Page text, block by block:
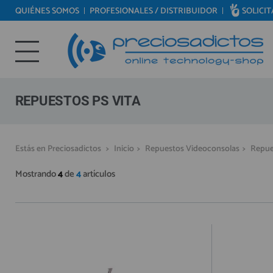
REPUESTOS MÓVILES
REPUESTOS TABLET
REPUESTOS VIDEOCONSOLAS
REPUESTOS OTROS DISPOSITIVOS
Bienvenid@ otra vez
YA SOY CLIENTE
Recordarme ¿Olvidó su contraseña?Recordar aquí
QUIÉNES SOMOS PROFESIONALES / DISTRIBUIDOR
REPUESTOS PS VITA
Estás en Preciosadictos > Inicio > Repuestos Videoconsolas >
Mostrando4de4artículos